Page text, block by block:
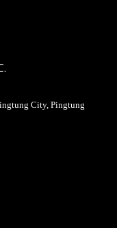
City, Pingtung